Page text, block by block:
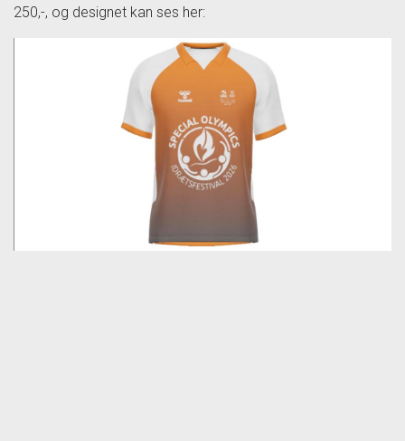
250,-, og designet kan ses her: